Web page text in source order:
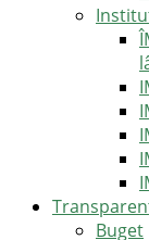
Buget